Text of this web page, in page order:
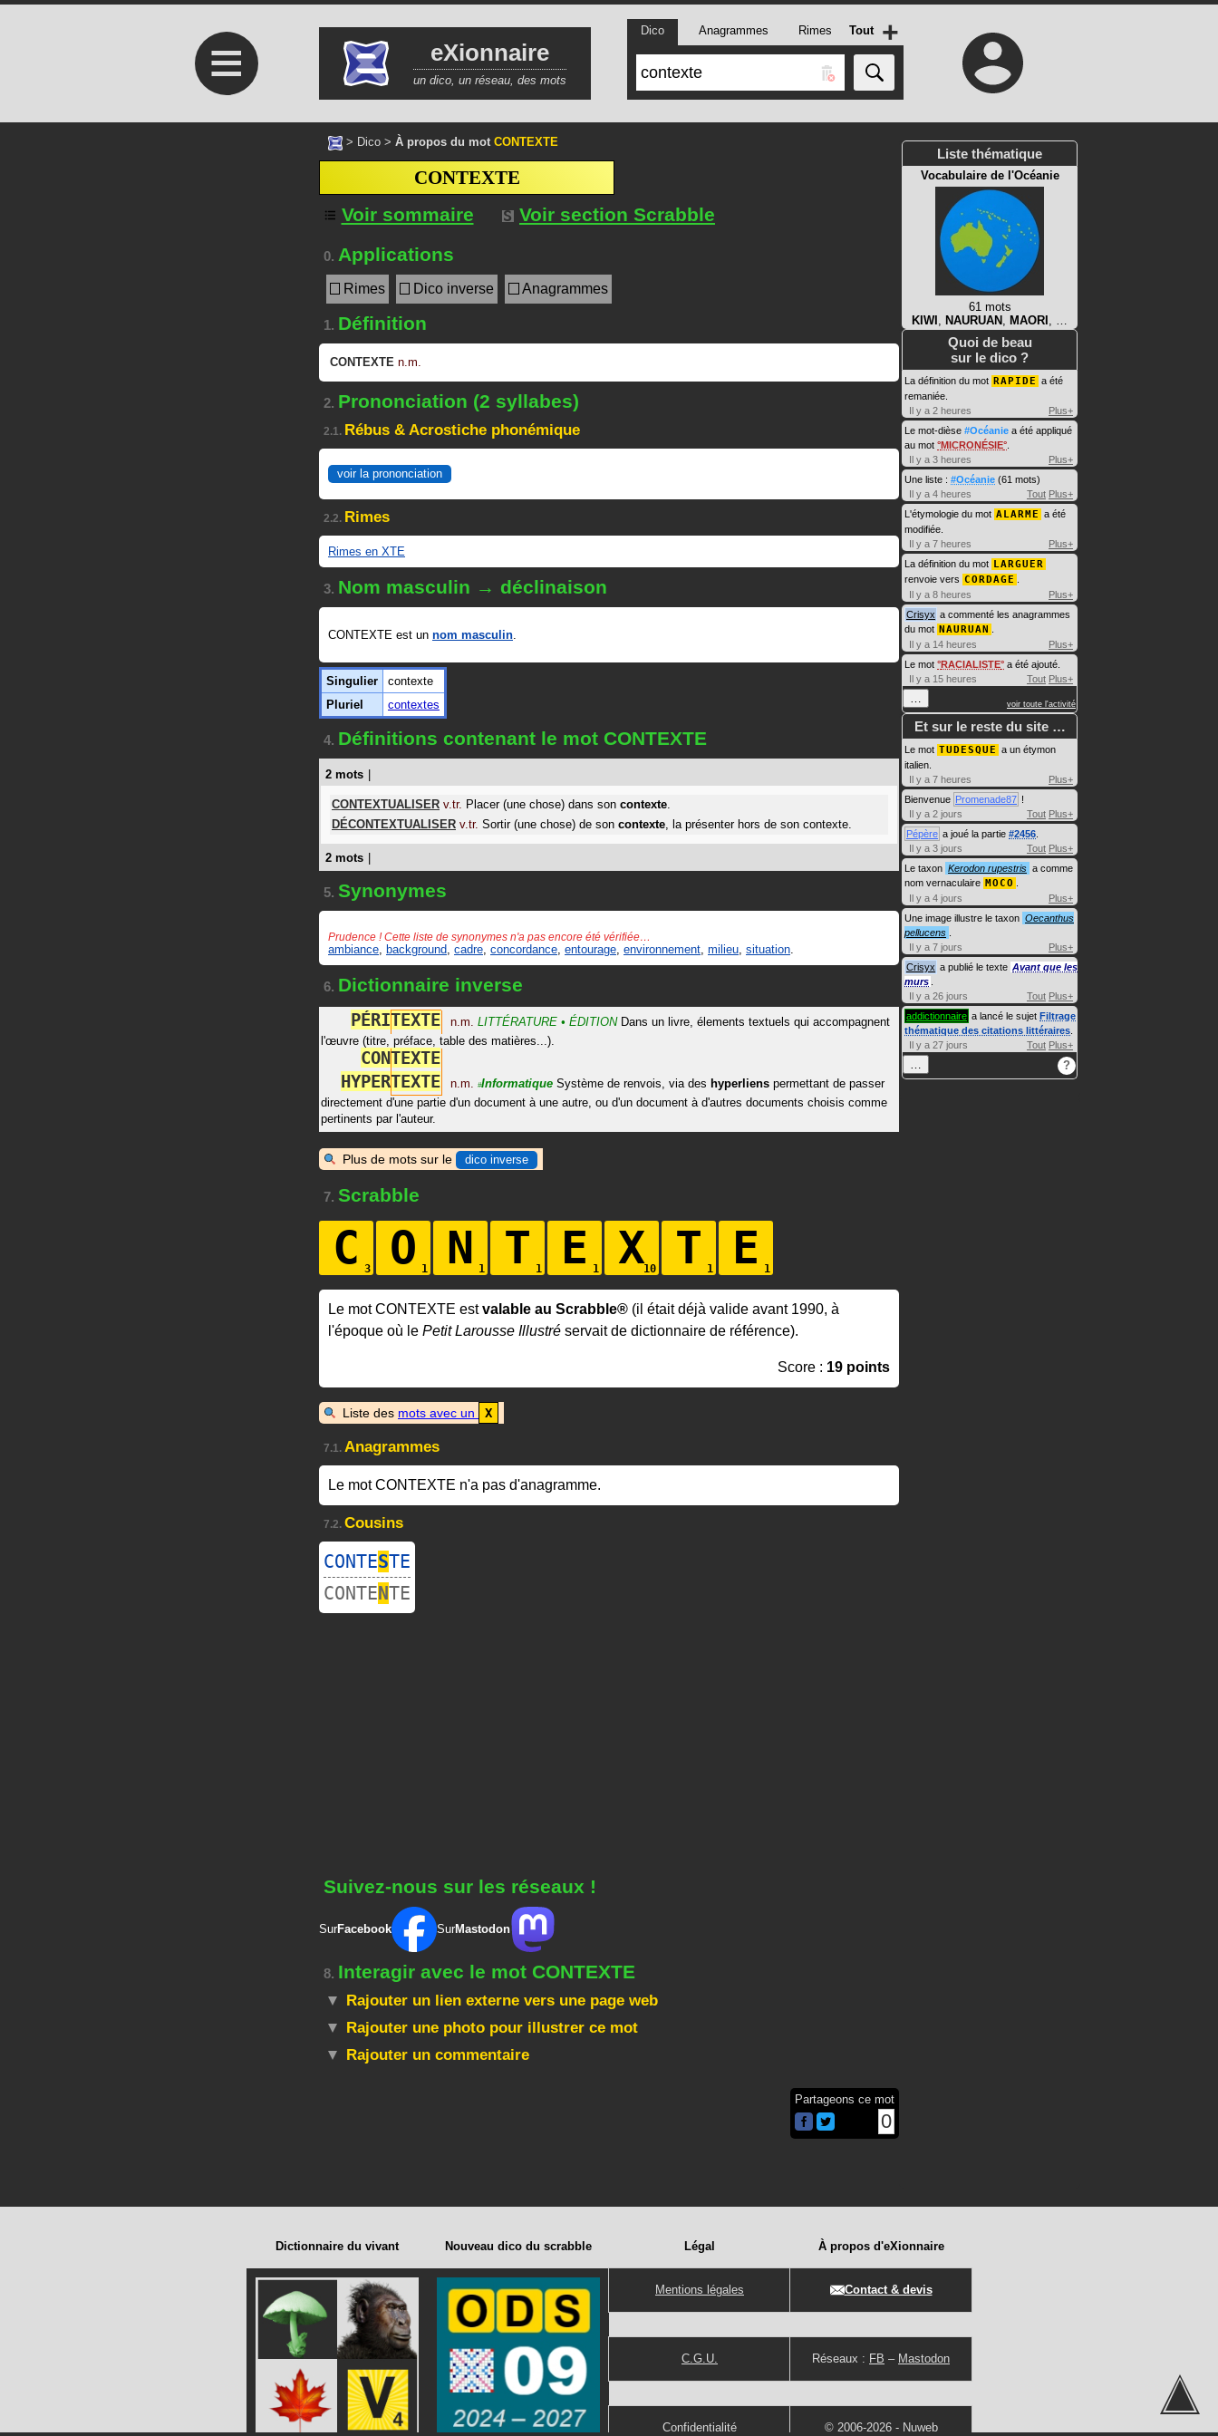
≡ eXionnaire
un dico, un réseau, des mots
Dico Anagrammes Rimes Tout +
> Dico > À propos du mot CONTEXTE
CONTEXTE
Voir sommaire
Voir section Scrabble
0. Applications
Rimes Dico inverse Anagrammes
1. Définition
CONTEXTE n.m.
2. Prononciation (2 syllabes)
2.1. Rébus & Acrostiche phonémique
voir la prononciation
2.2. Rimes
Rimes en XTE
3. Nom masculin → déclinaison
CONTEXTE est un nom masculin.
Singulier
contexte
Pluriel
contextes
4. Définitions contenant le mot CONTEXTE
2 mots
CONTEXTUALISER v.tr. Placer (une chose) dans son contexte.
DÉCONTEXTUALISER v.tr. Sortir (une chose) de son contexte, la présenter hors de son contexte.
2 mots
5. Synonymes
Prudence ! Cette liste de synonymes n'a pas encore été vérifiée…
ambiance background cadre concordance entourage environnement milieu situation
6. Dictionnaire inverse
PÉRITEXTE n.m. LITTÉRATURE ÉDITION Dans un livre, élements textuels qui accompagnent
l'œuvre (titre, préface, table des matières...).
CONTEXTE
HYPERTEXTE n.m. #Informatique Système de renvois, via des hyperliens permettant de passer
directement d'une partie d'un document à une autre, ou d'un document à d'autres documents choisis comme
pertinents par l'auteur.
Plus de mots sur le dico inverse
7. Scrabble
C O N T E X T E
Le mot CONTEXTE estvalable au Scrabble® (il était déjà valide avant 1990, à
l'époque où le Petit Larousse Illustré servait de dictionnaire de référence).
Score : 19 points
Liste des mots avec un X
7.1. Anagrammes
Le mot CONTEXTE n'a pas d'anagramme.
7.2. Cousins
CONTESTE
CONTENTE
Suivez-nous sur les réseaux !
SurFacebook SurMastodon
8. Interagir avec le mot CONTEXTE
Rajouter un lien externe vers une page web
Rajouter une photo pour illustrer ce mot
Rajouter un commentaire
Partageons ce mot
0
Liste thématique
Vocabulaire de l'Océanie
61 mots
KIWI , NAURUAN , MAORI , …
Quoi de beau
sur le dico ?
La définition du mot RAPIDE a été
remaniée.
Il y a 2 heures
Plus+
Le mot-dièse #Océanie a été appliqué
au mot MICRONÉSIE
Il y a 3 heures
Plus+
Une liste : #Océanie (61 mots)
Il y a 4 heures
Tout Plus+
L'étymologie du mot ALARME a été
modifiée.
Il y a 7 heures
Plus+
La définition du mot LARGUER
renvoie vers CORDAGE
Il y a 8 heures
Plus+
Crisyx a commenté les anagrammes
du mot NAURUAN
Il y a 14 heures
Plus+
Le mot RACIALISTE a été ajouté.
Il y a 15 heures
Tout Plus+
… voir toute l'activité
Et sur le reste du site …
Le mot TUDESQUE a un étymon
italien.
Il y a 7 heures
Plus+
Bienvenue Promenade87 !
Il y a 2 jours
Tout Plus+
Pépère a joué la partie #2456
Il y a 3 jours
Tout Plus+
Le taxon Kerodon rupestris a comme
nom vernaculaire MOCO
Il y a 4 jours
Plus+
Une image illustre le taxon Oecanthus
pellucens
Il y a 7 jours
Plus+
Crisyx a publié le texte Avant que les
murs
Il y a 26 jours
Tout Plus+
addictionnaire a lancé le sujet Filtrage
thématique des citations littéraires
Il y a 27 jours
Tout Plus+
… ?
Dictionnaire du vivant Nouveau dico du scrabble Légal
Mentions légales
C.G.U.
Confidentialité
À propos d'eXionnaire
Contact & devis
Réseaux : FB – Mastodon
© 2006-2026 - Nuweb